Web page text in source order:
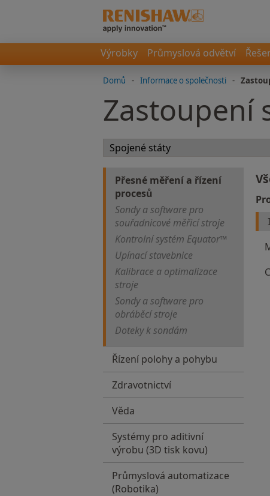
Výrobky Průmyslová odvětví
Domů - Informace o společnosti -
Zastoupení
Přesné měření a řízení
procesů
Sondy a software pro
souřadnicové měřicí stroje
Kontrolní systém Equator™
Upínací stavebnice
Kalibrace a optimalizace
stroje
Sondy a software pro
obráběcí stroje
Doteky k sondám
Řízení polohy a pohybu
Zdravotnictví
Věda
Systémy pro aditivní
výrobu (3D tisk kovu)
Průmyslová automatizace
(Robotika)